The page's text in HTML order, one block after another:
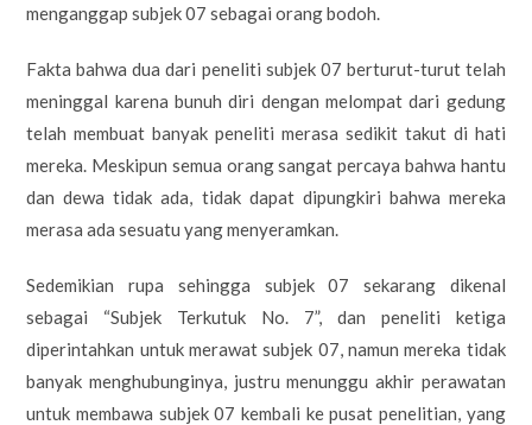
menganggap subjek 07 sebagai orang bodoh.
Fakta bahwa dua dari peneliti subjek 07 berturut-turut telah
meninggal karena bunuh diri dengan melompat dari gedung
telah membuat banyak peneliti merasa sedikit takut di hati
mereka. Meskipun semua orang sangat percaya bahwa hantu
dan dewa tidak ada, tidak dapat dipungkiri bahwa mereka
merasa ada sesuatu yang menyeramkan.
Sedemikian rupa sehingga subjek 07 sekarang dikenal
sebagai “Subjek Terkutuk No. 7”, dan peneliti ketiga
diperintahkan untuk merawat subjek 07, namun mereka tidak
banyak menghubunginya, justru menunggu akhir perawatan
untuk membawa subjek 07 kembali ke pusat penelitian, yang